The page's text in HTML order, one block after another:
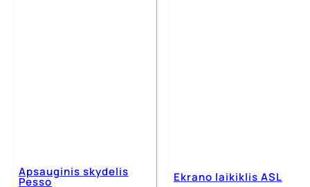
Apsauginis skydelis
Pesso Ekrano laikiklis ASL